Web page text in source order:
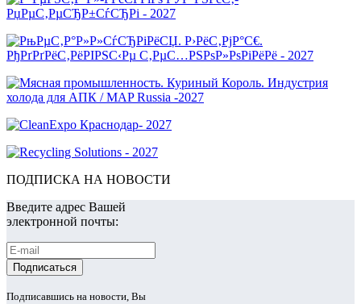
ПОДПИСКА НА НОВОСТИ
Введите адрес Вашей
электронной почты:
Подписавшись на новости, Вы